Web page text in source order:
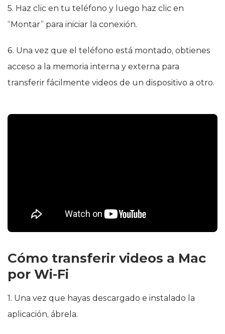
5. Haz clic en tu teléfono y luego haz clic en
“Montar” para iniciar la conexión.
6. Una vez que el teléfono está montado, obtienes
acceso a la memoria interna y externa para
transferir fácilmente videos de un dispositivo a otro.
Cómo transferir videos a Mac
por Wi-Fi
1. Una vez que hayas descargado e instalado la
aplicación, ábrela.